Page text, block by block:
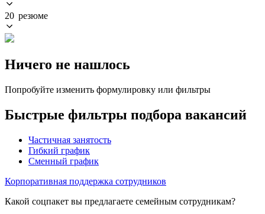
20 резюме
Ничего не нашлось
Попробуйте изменить формулировку или фильтры
Быстрые фильтры подбора вакансий
Частичная занятость
Гибкий график
Сменный график
Корпоративная поддержка сотрудников
Какой соцпакет вы предлагаете семейным сотрудникам?